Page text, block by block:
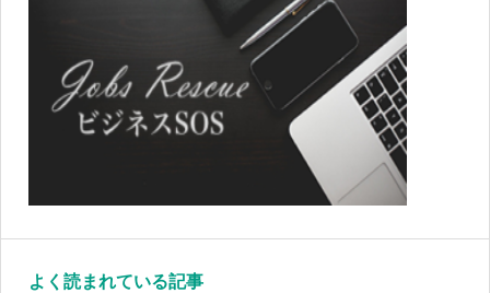
よく読まれている記事